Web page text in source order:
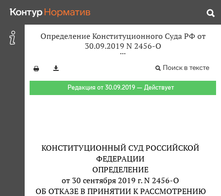
Определение Конституционного Суда РФ от
30.09.2019 N 2456-О
Поиск в тексте
Редакция от 30.09.2019 — Действует
КОНСТИТУЦИОННЫЙ СУД РОССИЙСКОЙ
ФЕДЕРАЦИИ
ОПРЕДЕЛЕНИЕ
от 30 сентября 2019 г. N 2456-О
ОБ ОТКАЗЕ В ПРИНЯТИИ К РАССМОТРЕНИЮ